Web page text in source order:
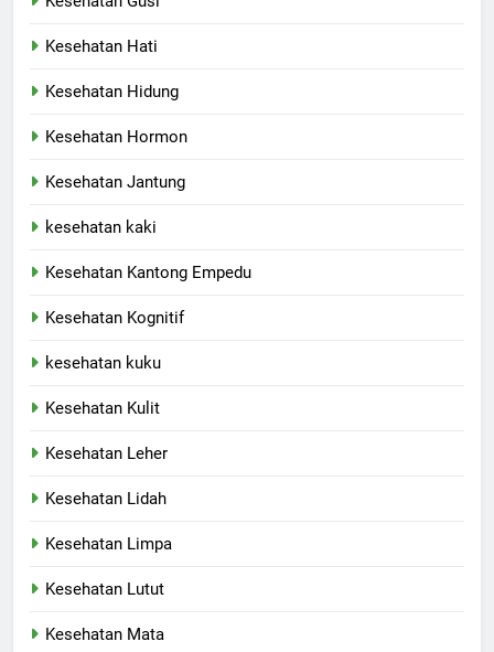
Kesehatan Hati
Kesehatan Hidung
Kesehatan Hormon
Kesehatan Jantung
kesehatan kaki
Kesehatan Kantong Empedu
Kesehatan Kognitif
kesehatan kuku
Kesehatan Kulit
Kesehatan Leher
Kesehatan Lidah
Kesehatan Limpa
Kesehatan Lutut
Kesehatan Mata